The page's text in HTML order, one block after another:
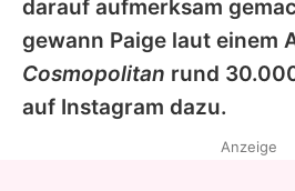
darauf aufmerksam
gewann Paige laut einem
Cosmopolitan rund
auf Instagram dazu.
Anzeige